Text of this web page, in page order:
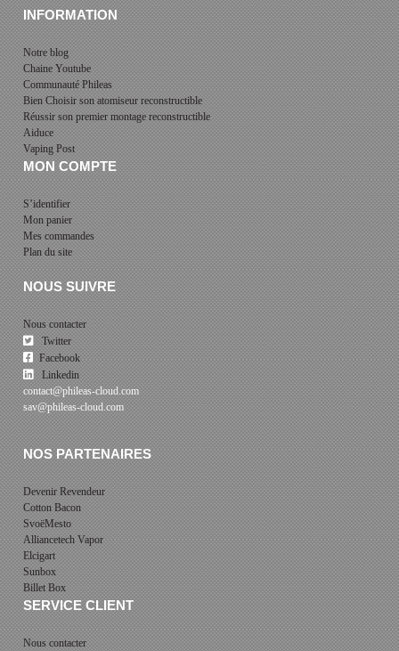
INFORMATION
Notre blog
Chaine Youtube
Communauté Phileas
Bien Choisir son atomiseur reconstructible
Réussir son premier montage reconstructible
Aiduce
Vaping Post
MON COMPTE
S’identifier
Mon panier
Mes commandes
Plan du site
NOUS SUIVRE
Nous contacter
Twitter
Facebook
Linkedin
contact@phileas-cloud.com
sav@phileas-cloud.com
NOS PARTENAIRES
Devenir Revendeur
Cotton Bacon
SvoëMesto
Alliancetech Vapor
Elcigart
Sunbox
Billet Box
SERVICE CLIENT
Nous contacter